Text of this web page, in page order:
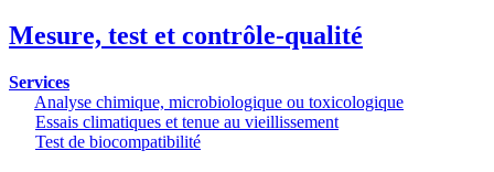
Mesure, test et contrôle-qualité
Services
Analyse chimique, microbiologique ou toxicologique
Essais climatiques et tenue au vieillissement
Test de biocompatibilité